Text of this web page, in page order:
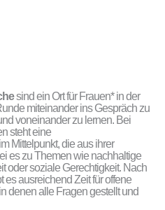
sind ein Ort für Frauen* in der
miteinander ins Gespräch zu
voneinander zu lernen. Bei
steht eine
Mittelpunkt, die aus ihrer
es zu Themen wie nachhaltige
oder soziale Gerechtigkeit. Nach
es ausreichend Zeit für offene
denen alle Fragen gestellt und